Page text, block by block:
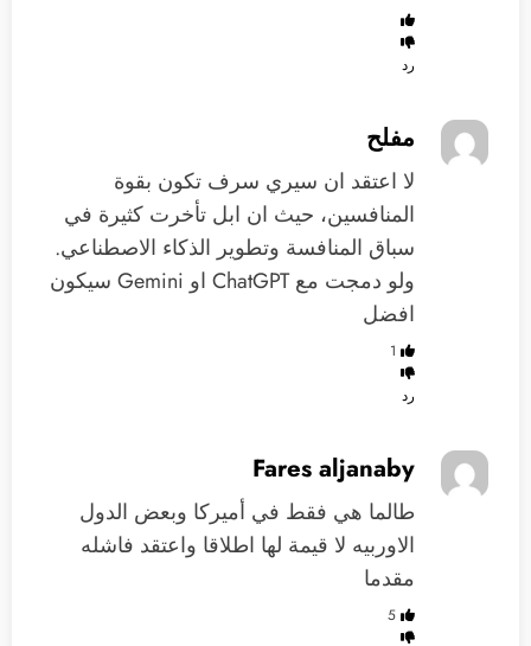
رد
مفلح
لا اعتقد ان سيري سرف تكون بقوة
المنافسين، حيث ان ابل تأخرت كثيرة في
سباق المنافسة وتطوير الذكاء الاصطناعي.
ولو دمجت مع ChatGPT او Gemini سيكون
افضل
1
رد
Fares aljanaby
طالما هي فقط في أميركا وبعض الدول
الاوربيه لا قيمة لها اطلاقا واعتقد فاشله
مقدما
5